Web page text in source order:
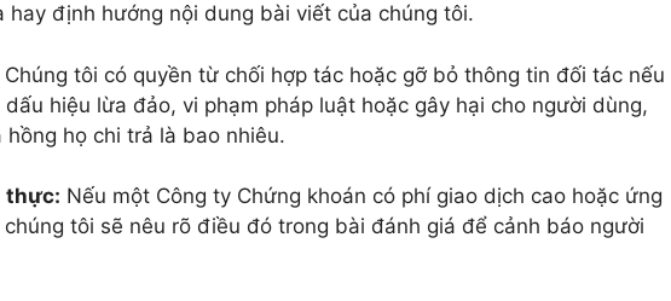
hay định hướng nội dung bài viết của chúng tôi.
Chúng tôi có quyền từ chối hợp tác hoặc gỡ bỏ thông tin đối tác nếu
hiệu lừa đảo, vi phạm pháp luật hoặc gây hại cho người dùng,
họ chi trả là bao nhiêu.
thực: Nếu một Công ty Chứng khoán có phí giao dịch cao hoặc ứng
tôi sẽ nêu rõ điều đó trong bài đánh giá để cảnh báo người